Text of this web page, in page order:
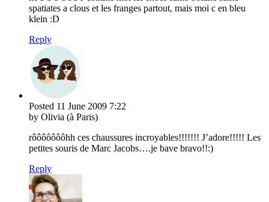
spatiates a clous et les franges partout, mais moi c en bleu
klein :D
Reply
Posted 11 June 2009 7:22
by Olivia (à Paris)
rôôôôôôôhh ces chaussures incroyables!!!!!!! J’adore!!!!! Les
petites souris de Marc Jacobs….je bave bravo!!:)
Reply